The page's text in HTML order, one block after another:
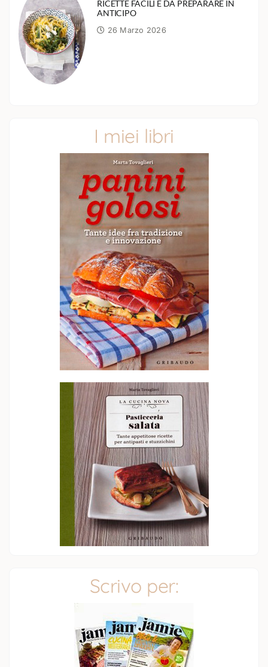
RICETTE FACILI E DA PREPARARE IN
ANTICIPO
26 Marzo 2026
I miei libri
Scrivo per: